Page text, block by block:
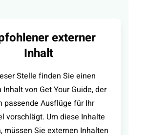
externer
Inhalt
Stelle finden Sie einen
von Get Your Guide, der
passende Ausflüge für Ihr
vorschlägt. Um diese Inhalte
müssen Sie externen Inhalten